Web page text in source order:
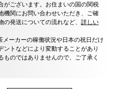
がございます。お住まいの国の関税
機関にお問い合わせいただき、ご確
発送についての流れなど、 詳しい
ーカーの稼働状況や日本の祝日だけ
ントなどにより変動することがあり
ものではありませんので、ご了承く